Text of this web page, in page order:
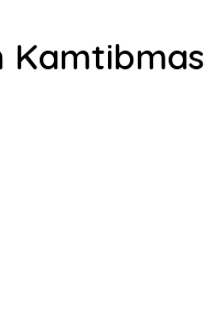
Kamtibmas